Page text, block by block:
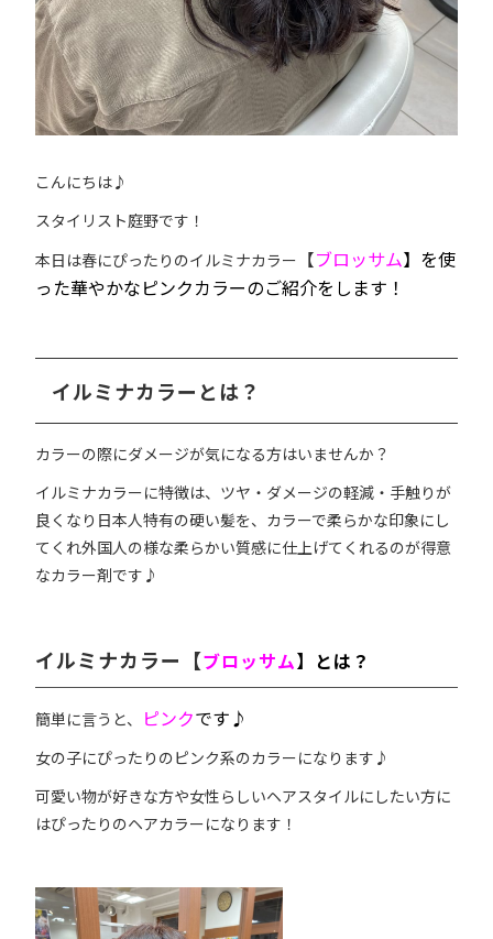
こんにちは♪
スタイリスト庭野です！
本日は春にぴったりのイルミナカラー 【ブロッサム】 を使
った華やかなピンクカラーのご紹介をします！
イルミナカラーとは？
カラーの際にダメージが気になる方はいませんか？
イルミナカラーに特徴は、ツヤ・ダメージの軽減・手触りが
良くなり日本人特有の硬い髪を、カラーで柔らかな印象にし
てくれ外国人の様な柔らかい質感に仕上げてくれるのが得意
なカラー剤です♪
イルミナカラー【ブロッサム】とは？
簡単に言うと、 ピンクです♪
女の子にぴったりのピンク系のカラーになります♪
可愛い物が好きな方や女性らしいヘアスタイルにしたい方に
はぴったりのヘアカラーになります！